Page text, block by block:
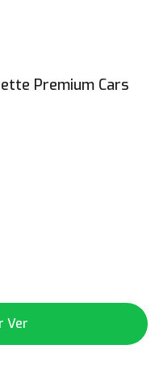
Premium Cars
Ver